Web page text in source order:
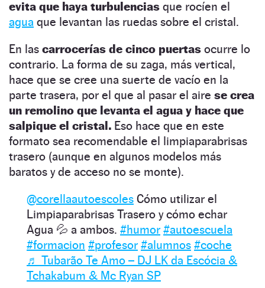
evita que haya turbulencias que rocíen el
agua que levantan las ruedas sobre el cristal.
En las carrocerías de cinco puertas ocurre lo
contrario. La forma de su zaga, más vertical,
hace que se cree una suerte de vacío en la
parte trasera, por el que al pasar el aire se crea
un remolino que levanta el agua y hace que
salpique el cristal. Eso hace que en este
formato sea recomendable el limpiaparabrisas
trasero (aunque en algunos modelos más
baratos y de acceso no se monte).
@corellaautoescoles Cómo utilizar el
Limpiaparabrisas Trasero y cómo echar
Agua 💦 a ambos. #humor #autoescuela
#formacion #profesor #alumnos #coche
♬ Tubarão Te Amo – DJ LK da Escócia &
Tchakabum & Mc Ryan SP